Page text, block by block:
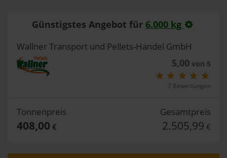
Günstigstes Angebot für 6.000 kg
Wallner Transport und Pellets-Handel GmbH
5,00 von 5
7 Bewertungen
Tonnenpreis
408,00 €
Gesamtpreis
2.505,99 €